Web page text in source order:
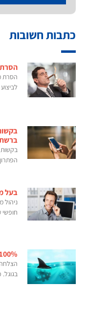
כתבות חשובות
הסרת
הסרת
בעל
ניהול
חופשי
100% הצלחה בשירותי מוניטין
הצלחה